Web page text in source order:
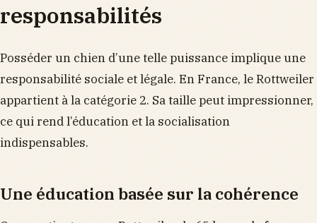
responsabilités
Posséder un chien d’une telle puissance implique une
responsabilité sociale et légale. En France, le Rottweiler
appartient à la catégorie 2. Sa taille peut impressionner,
ce qui rend l’éducation et la socialisation
indispensables.
Une éducation basée sur la cohérence